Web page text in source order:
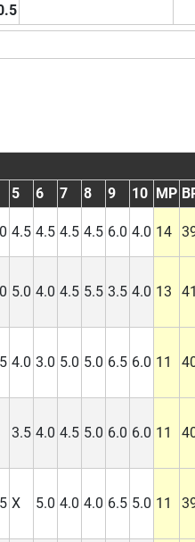
5 6 7 8 9 10 MP
4.5 4.5 4.5 4.5 6.0 4.0 14
5.0 4.0 4.5 5.5 3.5 4.0 13
4.0 3.0 5.0 5.0 6.5 6.0 11
3.5 4.0 4.5 5.0 6.0 6.0 11
X 5.0 4.0 4.0 6.5 5.0 11